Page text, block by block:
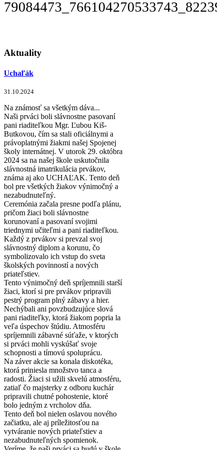
Aktuality
Uchaľák
31.10.2024
Na známosť sa všetkým dáva...
Naši prváci boli slávnostne pasovaní
pani riaditeľkou Mgr. Ľubou Kiš-
Butkovou, čím sa stali oficiálnymi a
právoplatnými žiakmi našej Spojenej
školy internátnej. V utorok 29. októbra
2024 sa na našej škole uskutočnila
slávnostná imatrikulácia prvákov,
známa aj ako UCHAĽAK. Tento deň
bol pre všetkých žiakov výnimočný a
nezabudnuteľný.
Ceremónia začala presne podľa plánu,
pričom žiaci boli slávnostne
korunovaní a pasovaní svojimi
triednymi učiteľmi a pani riaditeľkou.
Každý z prvákov si prevzal svoj
slávnostný diplom a korunu, čo
symbolizovalo ich vstup do sveta
školských povinností a nových
priateľstiev.
Tento výnimočný deň spríjemnili starší
žiaci, ktorí si pre prvákov pripravili
pestrý program plný zábavy a hier.
Nechýbali ani povzbudzujúce slová
pani riaditeľky, ktorá žiakom popria la
veľa úspechov štúdiu. Atmosféru
spríjemnili zábavné súťaže, v ktorých
si prváci mohli vyskúšať svoje
schopnosti a tímovú spoluprácu.
Na záver akcie sa konala diskotéka,
ktorá priniesla množstvo tanca a
radosti. Žiaci si užili skvelú atmosféru,
zatiaľ čo majsterky z odboru kuchár
pripravili chutné pohostenie, ktoré
bolo jedným z vrcholov dňa.
Tento deň bol nielen oslavou nového
začiatku, ale aj príležitosťou na
vytváranie nových priateľstiev a
nezabudnuteľných spomienok.